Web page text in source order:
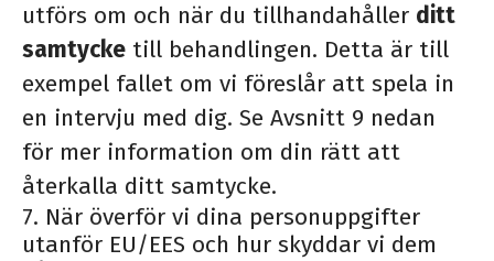
utförs om och när du tillhandahåller ditt
samtycke till behandlingen. Detta är till
exempel fallet om vi föreslår att spela in
en intervju med dig. Se Avsnitt 9 nedan
för mer information om din rätt att
återkalla ditt samtycke.
7. När överför vi dina personuppgifter
utanför EU/EES och hur skyddar vi dem